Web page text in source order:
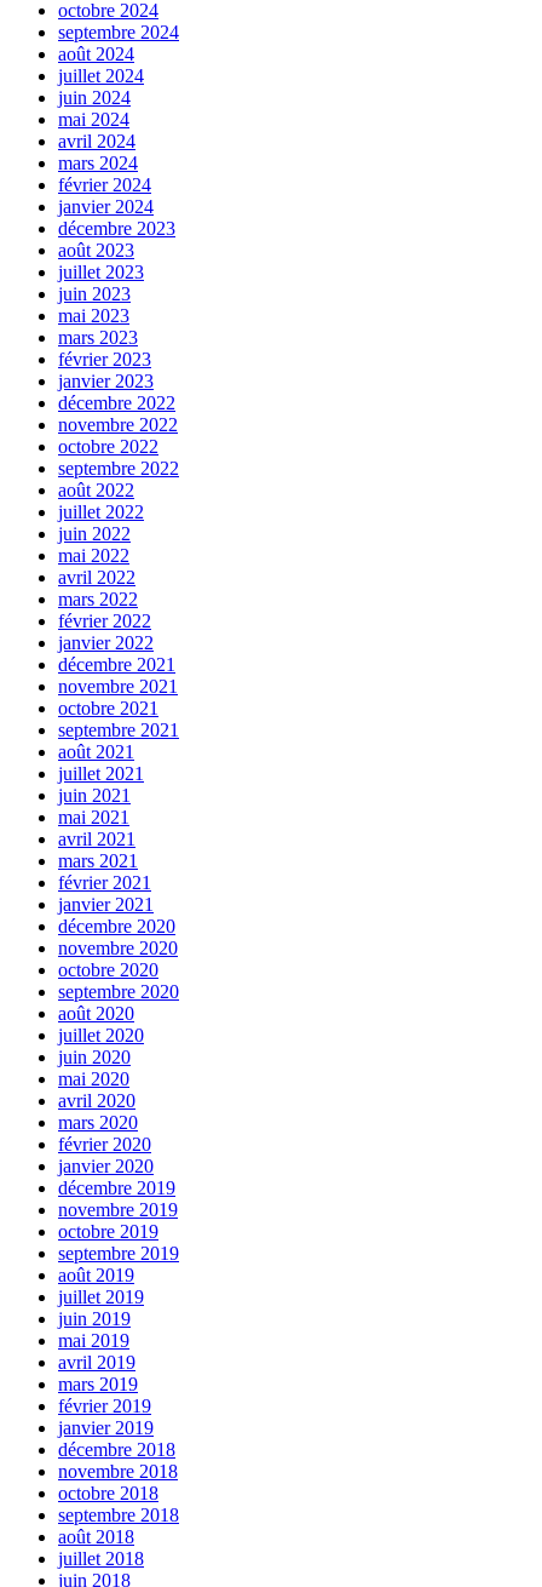
octobre 2024
septembre 2024
août 2024
juillet 2024
juin 2024
mai 2024
avril 2024
mars 2024
février 2024
janvier 2024
décembre 2023
août 2023
juillet 2023
juin 2023
mai 2023
mars 2023
février 2023
janvier 2023
décembre 2022
novembre 2022
octobre 2022
septembre 2022
août 2022
juillet 2022
juin 2022
mai 2022
avril 2022
mars 2022
février 2022
janvier 2022
décembre 2021
novembre 2021
octobre 2021
septembre 2021
août 2021
juillet 2021
juin 2021
mai 2021
avril 2021
mars 2021
février 2021
janvier 2021
décembre 2020
novembre 2020
octobre 2020
septembre 2020
août 2020
juillet 2020
juin 2020
mai 2020
avril 2020
mars 2020
février 2020
janvier 2020
décembre 2019
novembre 2019
octobre 2019
septembre 2019
août 2019
juillet 2019
juin 2019
mai 2019
avril 2019
mars 2019
février 2019
janvier 2019
décembre 2018
novembre 2018
octobre 2018
septembre 2018
août 2018
juillet 2018
juin 2018